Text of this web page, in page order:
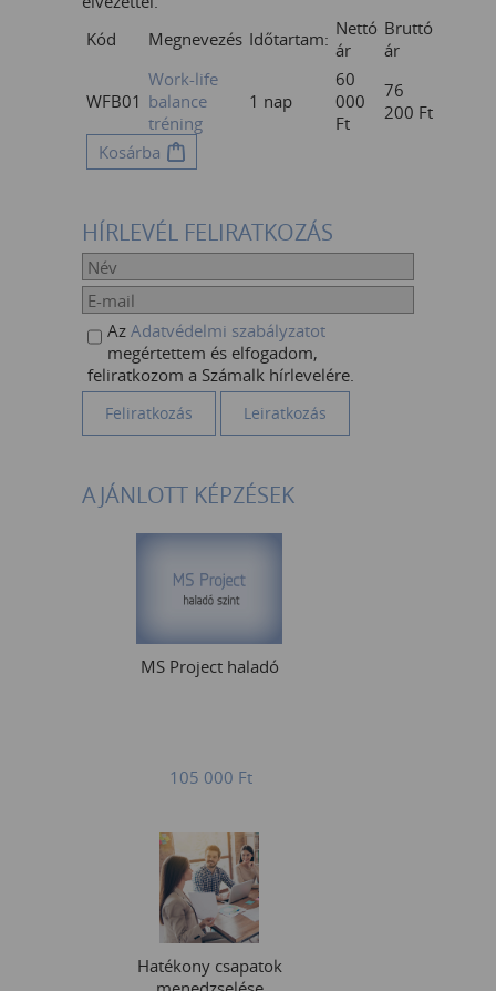
Kód
Megnevezés Időtartam: Nettó
ár
Bruttó
ár
WFB01
Work-life
balance
tréning
1 nap
60
000
Ft
76
200 Ft
Kosárba
HÍRLEVÉL FELIRATKOZÁS
Az Adatvédelmi szabályzatot
megértettem és elfogadom,
feliratkozom a Számalk hírlevelére.
AJÁNLOTT KÉPZÉSEK
MS Project haladó
105 000 Ft
Hatékony csapatok